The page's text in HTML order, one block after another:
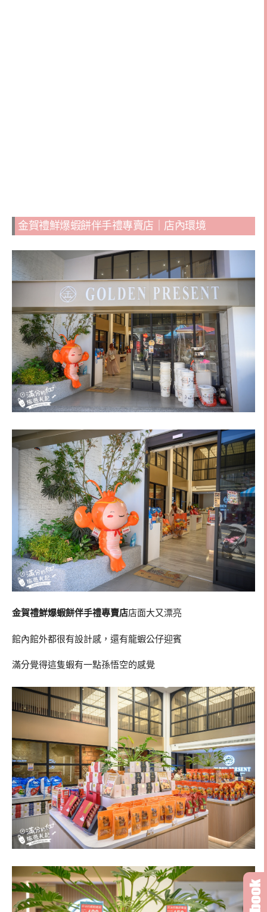
金賀禮鮮爆蝦餅伴手禮專賣店｜店內環境
金賀禮鮮爆蝦餅伴手禮專賣店店面大又漂亮
館內館外都很有設計感，還有龍蝦公仔迎賓
滿分覺得這隻蝦有一點孫悟空的感覺